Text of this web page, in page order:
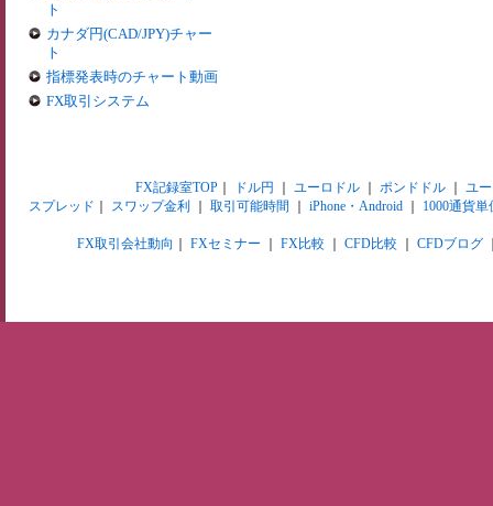
ト
カナダ円(CAD/JPY)チャー
ト
指標発表時のチャート動画
FX取引システム
FX記録室TOP｜ ドル円 ユーロドル｜ ポンドドル｜ ユ
スプレッド
スワップ金利 取引可能時間 iPhone・Android 1000通貨単
FX取引会社動向 FXセミナー FX比較 CFD比較 CFDブログ